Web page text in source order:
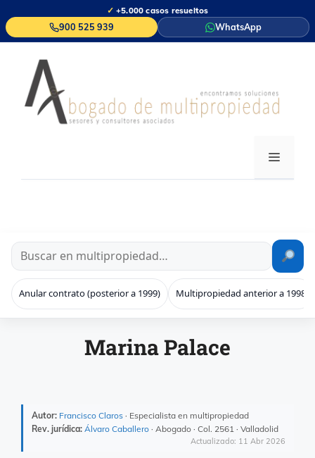
al
contenido
✓ +5.000 casos resueltos
900 525 939 WhatsApp
MENÚ
Anular contrato (posterior a 1999) Multipropiedad anterior a 1998
Marina Palace
Autor: Francisco Claros · Especialista en multipropiedad
Rev. jurídica: Álvaro Caballero · Abogado · Col. 2561 · Valladolid
Actualizado: 11 Abr 2026